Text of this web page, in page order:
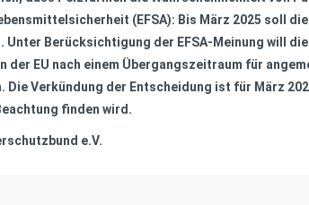
(EFSA): Bis März 2025 soll
Berücksichtigung der EFSA-Meinung will
EU nach einem Übergangszeitraum für
Verkündung der Entscheidung ist für März
finden wird.
e.V.